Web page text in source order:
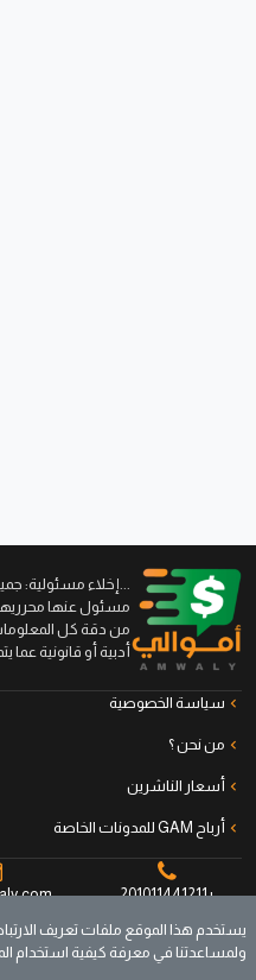
...إخلاء مسئولية:
مسئول عنها
من دقة كل
أدبية أو قانونية عما
سياسة الخصوصية
من نحن ؟
أسعار الناشرين
أرباح GAM للمدونات الخاصة
+201011441211
جميع الحقوق محفوظة
يستخدم هذا الموقع ملفات تعريف
ولمساعدتنا في معرفة كيفية استخدام